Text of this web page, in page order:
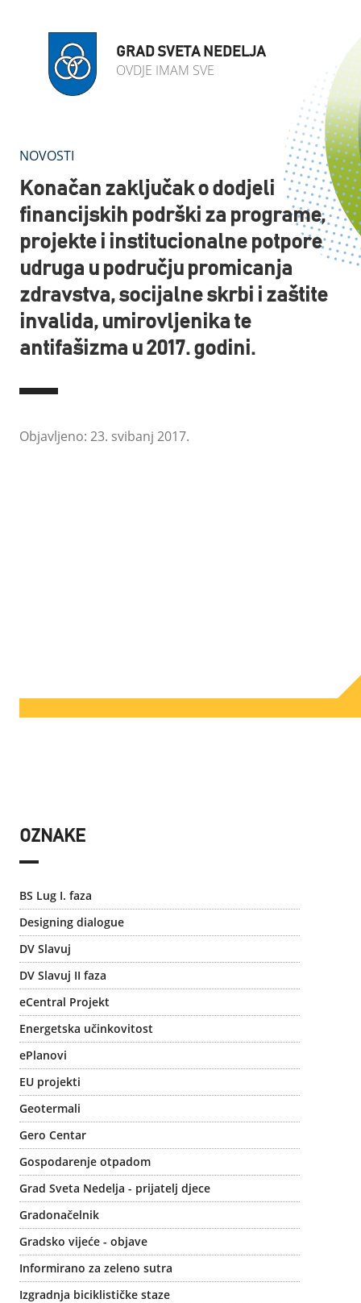
GRAD SVETA NEDELJA
OVDJE IMAM SVE
NOVOSTI
Konačan zaključak o dodjeli
financijskih podrški za programe,
projekte i institucionalne potpore
udruga u području promicanja
zdravstva, socijalne skrbi i zaštite
invalida, umirovljenika te
antifašizma u 2017. godini.
Objavljeno: 23. svibanj 2017.
OZNAKE
BS Lug I. faza
Designing dialogue
DV Slavuj
DV Slavuj II faza
eCentral Projekt
Energetska učinkovitost
ePlanovi
EU projekti
Geotermali
Gero Centar
Gospodarenje otpadom
Grad Sveta Nedelja - prijatelj djece
Gradonačelnik
Gradsko vijeće - objave
Informirano za zeleno sutra
Izgradnja biciklističke staze